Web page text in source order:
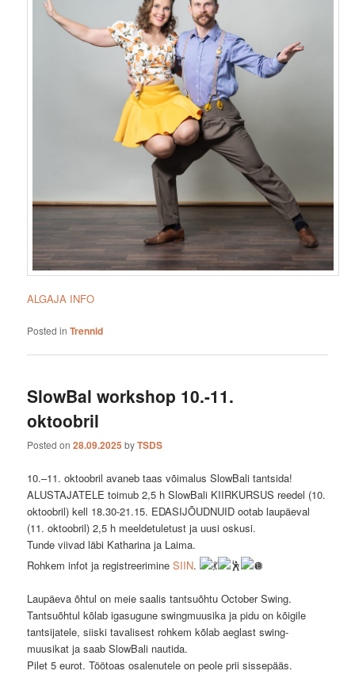
ALGAJA INFO
Posted in Trennid
SlowBal workshop 10.-11.
oktoobril
Posted on28.09.2025 byTSDS
10.–11. oktoobril avaneb taas võimalus SlowBali tantsida!
ALUSTAJATELE toimub 2,5 h SlowBali KIIRKURSUS reedel (10.
oktoobril) kell 18.30-21.15. EDASIJÕUDNUID ootab laupäeval
(11. oktoobril) 2,5 h meeldetuletust ja uusi oskusi.
Tunde viivad läbi Katharina ja Laima.
Rohkem infot ja registreerimineSIIN.
Laupäeva õhtul on meie saalis tantsuõhtu October Swing.
Tantsuõhtul kõlab igasugune swingmuusika ja pidu on kõigile
tantsijatele, siiski tavalisest rohkem kõlab aeglast swing-
muusikat ja saab SlowBali nautida.
Pilet 5 eurot. Töötoas osalenutele on peole prii sissepääs.